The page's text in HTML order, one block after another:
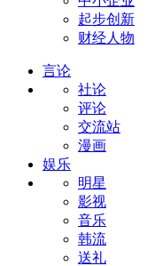
起步创新
财经人物
言论
社论
评论
交流站
漫画
娱乐
明星
影视
音乐
韩流
送礼